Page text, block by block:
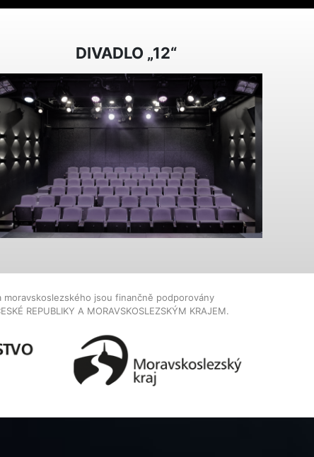
DIVADLO „12“
moravskoslezského jsou finančně podporovány
REPUBLIKY A MORAVSKOSLEZSKÝM KRAJEM.